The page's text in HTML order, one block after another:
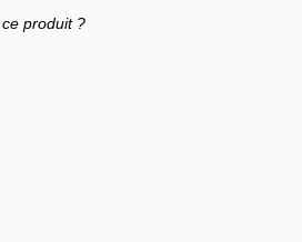
produit ?